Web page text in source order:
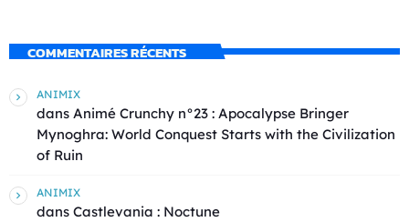
COMMENTAIRES RÉCENTS
ANIMIX
dans Animé Crunchy n°23 : Apocalypse Bringer
Mynoghra: World Conquest Starts with the Civilization
of Ruin
ANIMIX
dans Castlevania : Noctune